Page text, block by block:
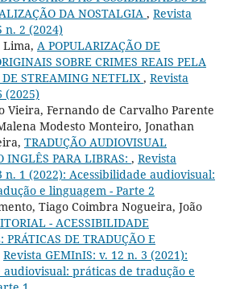
DA NOSTALGIA , Revista
n. 2 (2024)
Lima, A POPULARIZAÇÃO DE
SOBRE CRIMES REAIS PELA
STREAMING NETFLIX , Revista
(2025)
Vieira, Fernando de Carvalho Parente
Modesto Monteiro, Jonathan
TRADUÇÃO AUDIOVISUAL
INGLÊS PARA LIBRAS: , Revista
n. 1 (2022): Acessibilidade audiovisual:
e linguagem - Parte 2
Tiago Coimbra Nogueira, João
- ACESSIBILIDADE
PRÁTICAS DE TRADUÇÃO E
Revista GEMInIS: v. 12 n. 3 (2021):
audiovisual: práticas de tradução e